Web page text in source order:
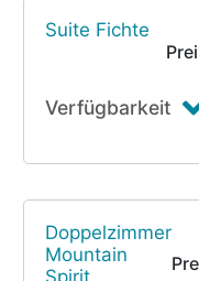
Suite Fichte
Verfügbarkeit
Doppelzimmer
Mountain